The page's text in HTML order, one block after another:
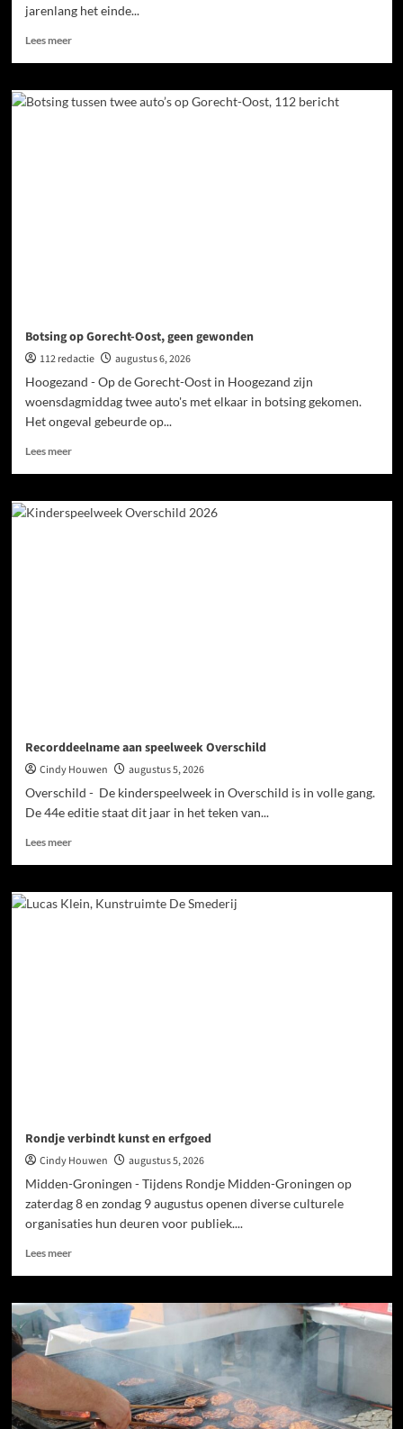
jarenlang het einde...
Lees meer
Botsing op Gorecht-Oost, geen gewonden
112 redactie
augustus 6, 2026
Hoogezand - Op de Gorecht-Oost in Hoogezand zijn
woensdagmiddag twee auto's met elkaar in botsing gekomen.
Het ongeval gebeurde op...
Lees meer
Recorddeelname aan speelweek Overschild
Cindy Houwen
augustus 5, 2026
Overschild - De kinderspeelweek in Overschild is in volle gang.
De 44e editie staat dit jaar in het teken van...
Lees meer
Rondje verbindt kunst en erfgoed
Cindy Houwen
augustus 5, 2026
Midden-Groningen - Tijdens Rondje Midden-Groningen op
zaterdag 8 en zondag 9 augustus openen diverse culturele
organisaties hun deuren voor publiek....
Lees meer